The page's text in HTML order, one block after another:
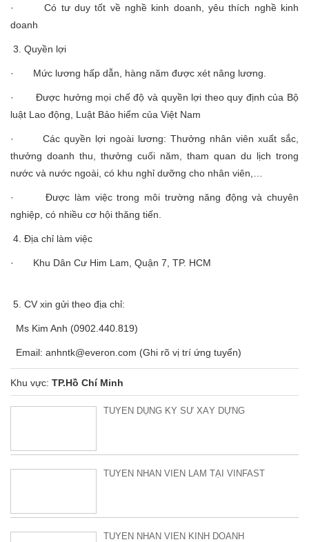
· Có tư duy tốt về nghề kinh doanh, yêu thích nghề kinh
doanh
3. Quyền lợi
· Mức lương hấp dẫn, hàng năm được xét nâng lương.
· Được hưởng mọi chế độ và quyền lợi theo quy định của Bộ
luật Lao động, Luật Bảo hiểm của Việt Nam
· Các quyền lợi ngoài lương: Thưởng nhân viên xuất sắc,
thưởng doanh thu, thưởng cuối năm, tham quan du lịch trong
nước và nước ngoài, có khu nghỉ dưỡng cho nhân viên,…
· Được làm việc trong môi trường năng động và chuyên
nghiệp, có nhiều cơ hội thăng tiến.
4. Địa chỉ làm việc
· Khu Dân Cư Him Lam, Quận 7, TP. HCM
5. CV xin gửi theo địa chỉ:
Ms Kim Anh (0902.440.819)
Email: anhntk@everon.com (Ghi rõ vị trí ứng tuyển)
Khu vực: TP.Hồ Chí Minh
TUYỂN DỤNG KỸ SƯ XÂY DỰNG
TUYỂN NHÂN VIÊN LÀM TẠI VINFAST
TUYỂN NHÂN VIÊN KINH DOANH